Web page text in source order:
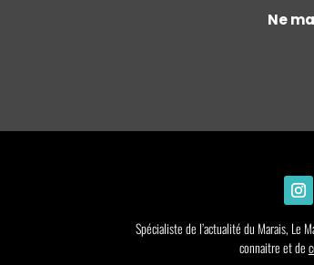
Ne
Spécialiste de l’actualité du Marais, Le
connaitre et de